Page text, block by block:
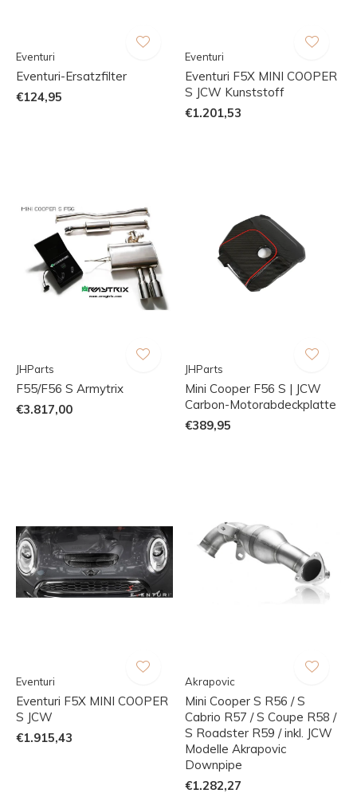
Eventuri
Eventuri-Ersatzfilter
€124,95
Eventuri
Eventuri F5X MINI COOPER
S JCW Kunststoff
€1.201,53
JHParts
F55/F56 S Armytrix
€3.817,00
JHParts
Mini Cooper F56 S | JCW
Carbon-Motorabdeckplatte
€389,95
Eventuri
Eventuri F5X MINI COOPER
S JCW
€1.915,43
Akrapovic
Mini Cooper S R56 / S
Cabrio R57 / S Coupe R58 /
S Roadster R59 / inkl. JCW
Modelle Akrapovic
Downpipe
€1.282,27